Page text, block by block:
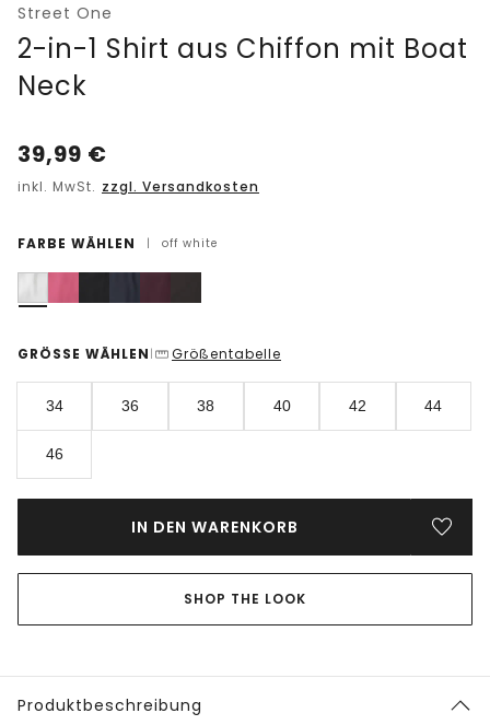
Street One
2-in-1 Shirt aus Chiffon mit Boat
Neck
39,99 €
inkl. MwSt. zzgl. Versandkosten
FARBE WÄHLEN | off white
GRÖSSE WÄHLEN | Größentabelle
34 36 38 40 42 44
46
IN DEN WARENKORB
SHOP THE LOOK
Produktbeschreibung